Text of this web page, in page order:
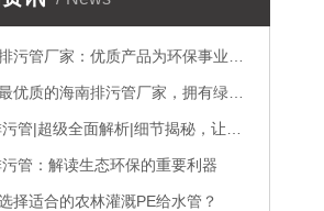
污管厂家：优质产品为环保事业护航
质的海南排污管厂家，拥有绿色环保的生
管|超级全面解析|细节揭秘，让你了解
污管：解读生态环保的重要利器
择适合的农林灌溉PE给水管？